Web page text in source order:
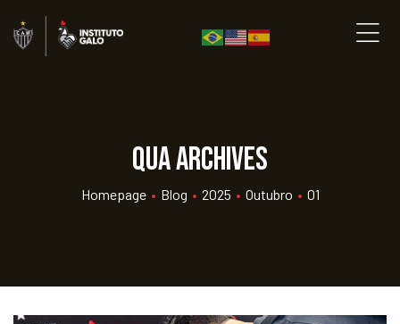
qua Archives
Homepage • Blog • 2025 • Outubro • 01